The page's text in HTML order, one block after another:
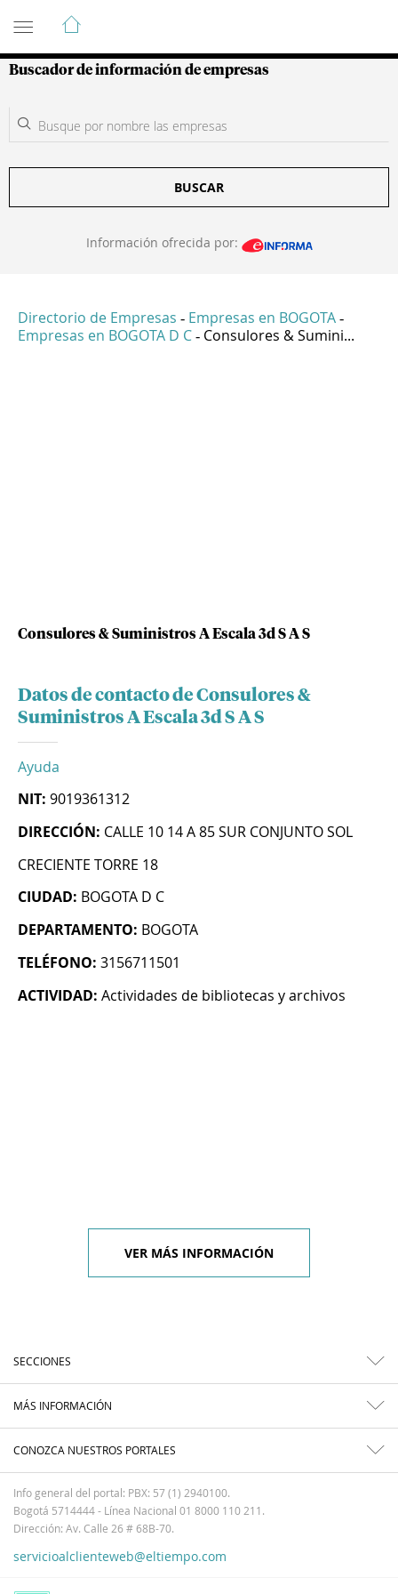
Guía de Empresas Colombianas
Buscador de información de empresas
BUSCAR
Información ofrecida por:
Directorio de Empresas - Empresas en BOGOTA -
Empresas en BOGOTA D C - Consulores & Sumini...
Consulores & Suministros A Escala 3d S A S
Datos de contacto de Consulores &
Suministros A Escala 3d S A S
Ayuda
NIT: 9019361312
DIRECCIÓN: CALLE 10 14 A 85 SUR CONJUNTO SOL
CRECIENTE TORRE 18
CIUDAD: BOGOTA D C
DEPARTAMENTO: BOGOTA
TELÉFONO: 3156711501
ACTIVIDAD: Actividades de bibliotecas y archivos
VER MÁS INFORMACIÓN
SECCIONES
MÁS INFORMACIÓN
CONOZCA NUESTROS PORTALES
Info general del portal: PBX: 57 (1) 2940100.
Bogotá 5714444 - Línea Nacional 01 8000 110 211.
Dirección: Av. Calle 26 # 68B-70.
servicioalclienteweb@eltiempo.com